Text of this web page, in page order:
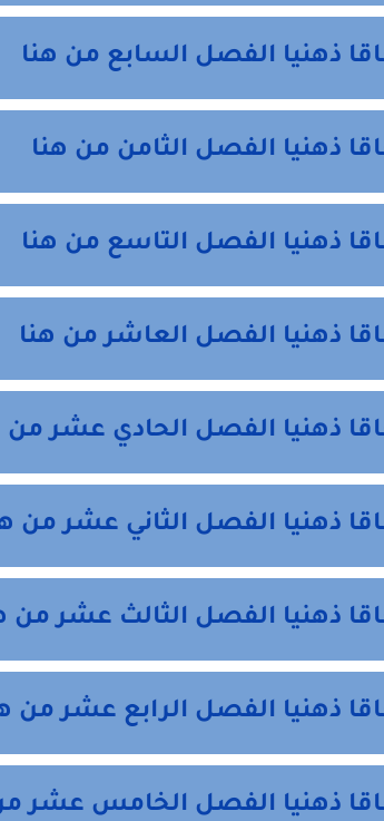
ذهنيا الفصل السابع من هنا
ذهنيا الفصل الثامن من هنا
ذهنيا الفصل التاسع من هنا
ذهنيا الفصل العاشر من هنا
ذهنيا الفصل الحادي عشر من
ذهنيا الفصل الثاني عشر من
ذهنيا الفصل الثالث عشر من
ذهنيا الفصل الرابع عشر من
ذهنيا الفصل الخامس عشر